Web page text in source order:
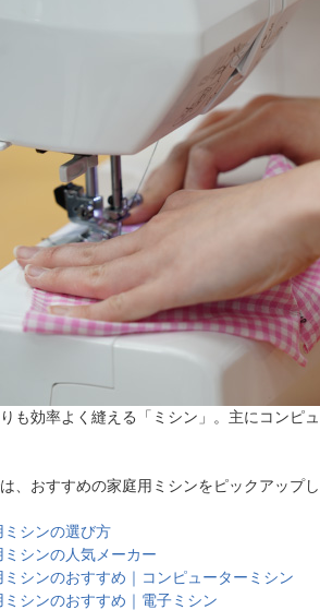
ほしいもの
お知らせ
も効率よく縫える「ミシン」。主にコンピ
、おすすめの家庭用ミシンをピックアップ
シンの選び方
シンの人気メーカー
シンのおすすめ｜コンピューターミシン
シンのおすすめ｜電子ミシン